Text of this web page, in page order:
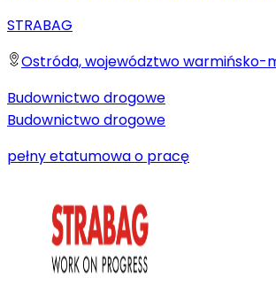
STRABAG
Ostróda, województwo warmińsko-
Budownictwo drogowe
Budownictwo drogowe
pełny etatumowa o pracę